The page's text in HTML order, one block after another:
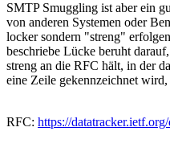
SMTP Smuggling ist aber ein
von anderen Systemen oder
locker sondern "streng"
beschriebe Lücke beruht
streng an die RFC hält, in der
eine Zeile gekennzeichnet
RFC: https://